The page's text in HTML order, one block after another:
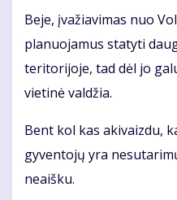
Beje, įvažiavimas nuo
planuojamus statyti
teritorijoje, tad dėl jo
vietinė valdžia.
Bent kol kas akivaizdu,
gyventojų yra
neaišku.